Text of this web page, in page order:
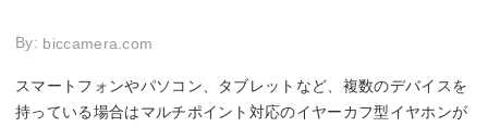
By: biccamera.com
スマートフォンやパソコン、タブレットなど、複数のデバイスを
持っている場合はマルチポイント対応のイヤーカフ型イヤホンが